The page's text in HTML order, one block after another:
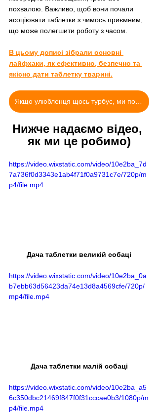
похвалою. Важливо, щоб вони почали
асоціювати таблетки з чимось приємним,
що може полегшити роботу з часом.
В цьому дописі зібрали основні
лайфхаки, як ефективно, безпечно та
якісно дати таблетку тварині.
Нижче надаємо відео,
як ми це робимо)
https://video.wixstatic.com/video/10e2ba_7d
7a736f0d3343e1ab4f71f0a9731c7e/720p/m
p4/file.mp4
Дача таблетки великій собаці
https://video.wixstatic.com/video/10e2ba_0a
b7ebb63d56423da74e13d8a4569cfe/720p/
mp4/file.mp4
Дача таблетки малій собаці
https://video.wixstatic.com/video/10e2ba_a5
6c350dbc21469f847f0f31cccae0b3/1080p/m
p4/file.mp4